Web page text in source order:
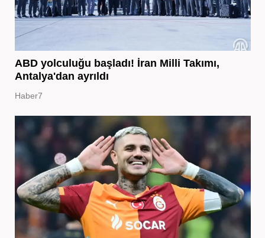
ABD yolculuğu başladı! İran Milli Takımı,
Antalya'dan ayrıldı
Haber7